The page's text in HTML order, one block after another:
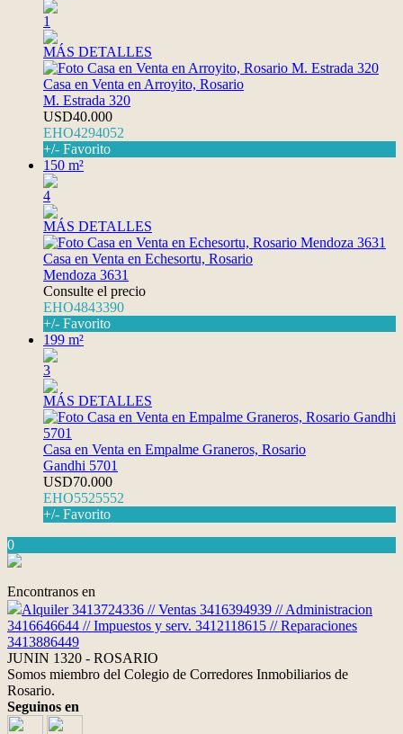
1
MÁS DETALLES
Casa en Venta en Arroyito, Rosario
M. Estrada 320
USD40.000
EHO4294052
+/- Favorito
150 m²
4
MÁS DETALLES
Casa en Venta en Echesortu, Rosario
Mendoza 3631
Consulte el precio
EHO4843390
+/- Favorito
199 m²
3
MÁS DETALLES
Casa en Venta en Empalme Graneros, Rosario
Gandhi 5701
USD70.000
EHO5525552
+/- Favorito
0
Encontranos en
Alquiler 3413724336 // Ventas 3416394939 // Administracion
3416646644 // Impuestos y serv. 3412118615 // Reparaciones
3413886449
JUNIN 1320 - ROSARIO
Somos miembro del Colegio de Corredores Inmobiliarios de
Rosario.
Seguinos en